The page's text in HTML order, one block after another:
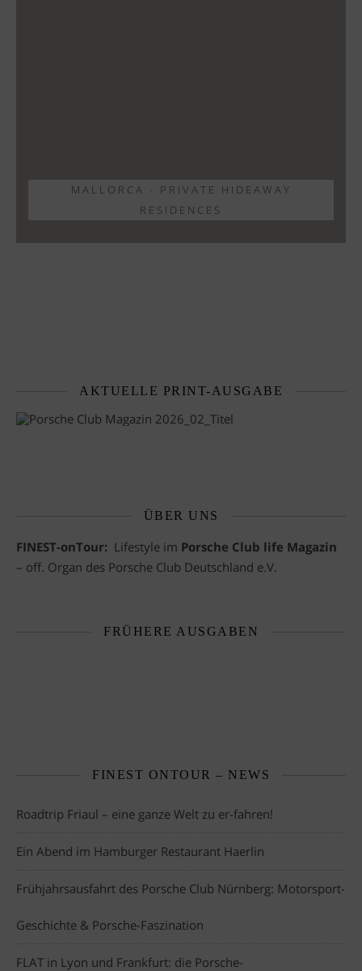
MALLORCA - PRIVATE HIDEAWAY
RESIDENCES
AKTUELLE PRINT-AUSGABE
ÜBER UNS
FINEST-onTour: Lifestyle im Porsche Club life Magazin
– off. Organ des Porsche Club Deutschland e.V.
FRÜHERE AUSGABEN
FINEST ONTOUR – NEWS
Roadtrip Friaul – eine ganze Welt zu er-fahren!
Ein Abend im Hamburger Restaurant Haerlin
Frühjahrsausfahrt des Porsche Club Nürnberg: Motorsport-
Geschichte & Porsche-Faszination
FLAT in Lyon und Frankfurt: die Porsche-